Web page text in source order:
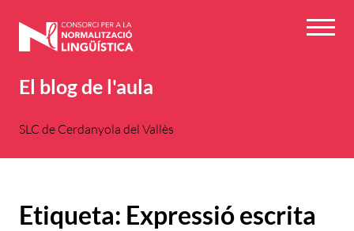
El blog de l'aula
SLC de Cerdanyola del Vallès
Etiqueta: Expressió escrita